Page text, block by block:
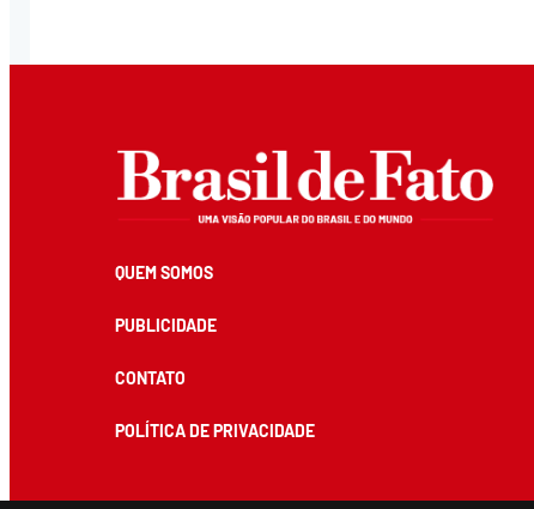
QUEM SOMOS
PUBLICIDADE
CONTATO
POLÍTICA DE PRIVACIDADE